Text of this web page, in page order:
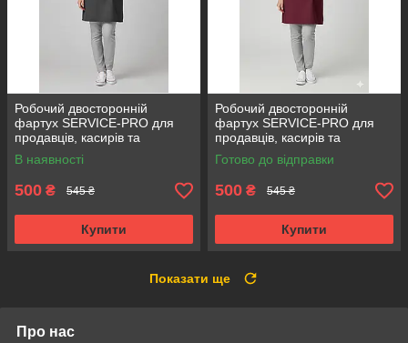
Робочий двосторонній
фартух SERVICE-PRO для
продавців, касирів та
прибиральниць,
універсальний розмір сірий
В наявності
500 ₴ 545 ₴
Купити
Робочий двосторонній
фартух SERVICE-PRO для
продавців, касирів та
прибиральниць,
універсальний розмір
бордовий
Готово до відправки
500 ₴ 545 ₴
Купити
Показати ще
Про нас